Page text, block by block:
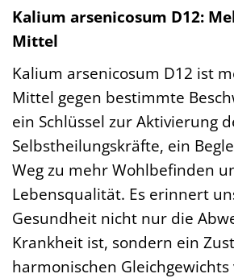
Kalium arsenicosum D12:
Mittel
Kalium arsenicosum D12 ist
Mittel gegen bestimmte
ein Schlüssel zur Aktivierung
Selbstheilungskräfte, ein
Weg zu mehr Wohlbefinden
Lebensqualität. Es erinnert
Gesundheit nicht nur die
Krankheit ist, sondern ein
harmonischen Gleichgewichts